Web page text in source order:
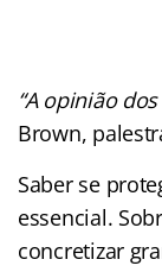
“A opinião
Brown,
Saber se
essencial.
concretizar